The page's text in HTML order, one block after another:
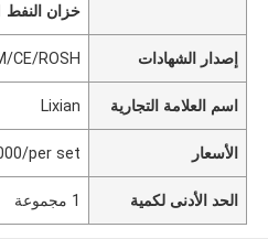
خزان النفط ASTM-D471
إصدار الشهادات CE/ROSH
اسم العلامة التجارية Lixian
الأسعار per set
الحد الأدنى لكمية 1 مجموعة